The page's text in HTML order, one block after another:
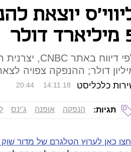
יוצאת
דולר; ההנפקה צפויה לצאת
כלכליסט 20:44 14.11.18
תגיות: הנפקה אופנה ג'ינס
כאן לערוץ הטלגרם של מדור שוק